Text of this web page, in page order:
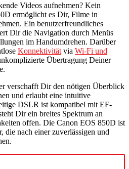
Videos aufnehmen? Kein
ermöglicht es Dir, Filme in
Ein benutzerfreundliches
Dir die Navigation durch Menüs
im Handumdrehen. Darüber
Konnektivität via Wi-Fi und
Übertragung Deiner
verschafft Dir den nötigen Überblick
und erlaubt eine intuitive
DSLR ist kompatibel mit EF-
Dir ein breites Spektrum an
offen. Die Canon EOS 850D ist
die nach einer zuverlässigen und